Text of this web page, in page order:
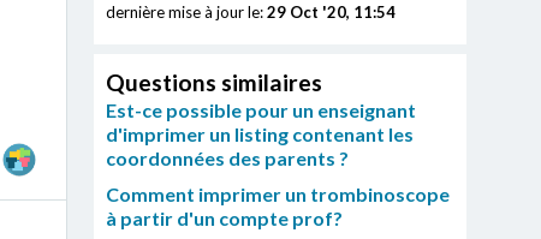
dernière mise à jour le:29 Oct '20, 11:54
Questions similaires
Est-ce possible pour un enseignant
d'imprimer un listing contenant les
coordonnées des parents ?
Comment imprimer un trombinoscope
à partir d'un compte prof?